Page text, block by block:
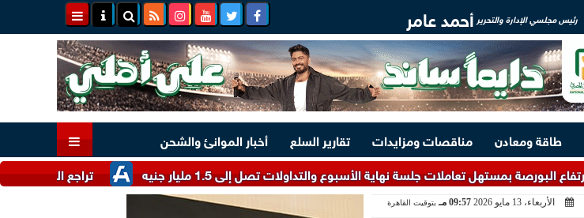
رئيس مجلسي الإدارة والتحرير أحمد عامر
طاقة ومعادن مناقصات ومزايدات تقارير السلع
أخبار الموانئ والشحن
تراجع العملة الأوروبية.. سعر
تعاملات جلسة نهاية الأسبوع والتداولات تصل إلى 1.5 مليار جنيه
الأربعاء، 13 مايو 2026 09:57 مـ بتوقيت القاهرة